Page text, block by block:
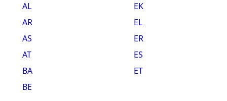
AL
AR
AS
AT
BA
BE
EK
EL
ER
ES
ET